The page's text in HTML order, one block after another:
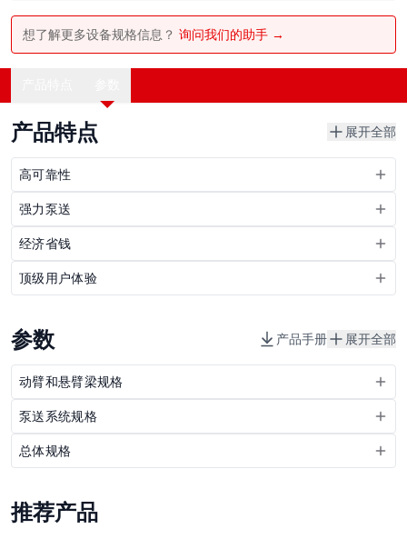
想了解更多设备规格信息？ 询问我们的助手 →
产品特点 展开全部
高可靠性
强力泵送
经济省钱
顶级用户体验
参数 产品手册 展开全部
动臂和悬臂梁规格
泵送系统规格
总体规格
推荐产品